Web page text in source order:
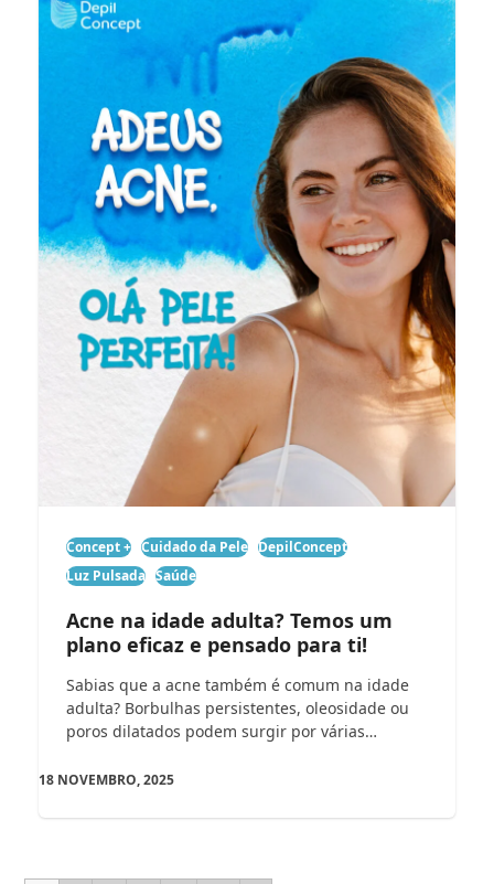
Concept + Cuidado da Pele DepilConcept
Luz Pulsada Saúde
Acne na idade adulta? Temos um
plano eficaz e pensado para ti!
Sabias que a acne também é comum na idade
adulta? Borbulhas persistentes, oleosidade ou
poros dilatados podem surgir por várias…
18 NOVEMBRO, 2025